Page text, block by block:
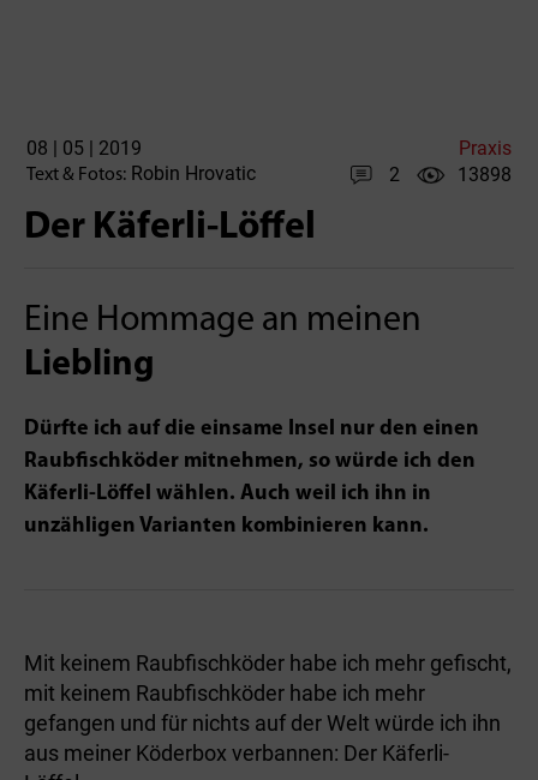
08 | 05 | 2019 Praxis
Text & Fotos: Robin Hrovatic 2 13898
Der Käferli-Löffel
Eine Hommage an meinen
Liebling
Dürfte ich auf die einsame Insel nur den einen
Raubfischköder mitnehmen, so würde ich den
Käferli-Löffel wählen. Auch weil ich ihn in
unzähligen Varianten kombinieren kann.
Mit keinem Raubfischköder habe ich mehr gefischt,
mit keinem Raubfischköder habe ich mehr
gefangen und für nichts auf der Welt würde ich ihn
aus meiner Köderbox verbannen: Der Käferli-